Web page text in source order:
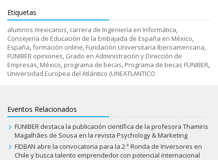
Etiquetas
alumnos mexicanos carrera de Ingeniería en Informática
Consejería de Educación de la Embajada de España en México
España formación online Fundación Universitaria Iberoamericana
FUNIBER opiniones Grado en Administración y Dirección de
Empresas México programa de becas Programa de becas FUNIBER
Universidad Europea del Atlántico (UNEATLANTICO
Eventos Relacionados
FUNIBER destaca la publicación científica de la profesora Thamiris
Magalhães de Sousa en la revista Psychology & Marketing
FIDBAN abre la convocatoria para la 2.ª Ronda de Inversores en
Chile y busca talento emprendedor con potencial internacional